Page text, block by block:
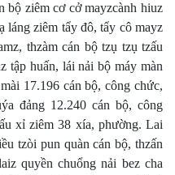
bộ ziêm cơ cở mayzcành hiuz
láng ziêm tẩy đô, tẩy cô mayz
thzàm cán bộ tzụ tzụ tzấu
tập huấn, lái nải bộ máy màn
17.196 cán bộ, công chức,
đảng 12.240 cán bộ, công
xỉ ziêm 38 xía, phường. Lai
tzòi pun quàn cán bộ, thzấn
quyền chuổng nải bez cha